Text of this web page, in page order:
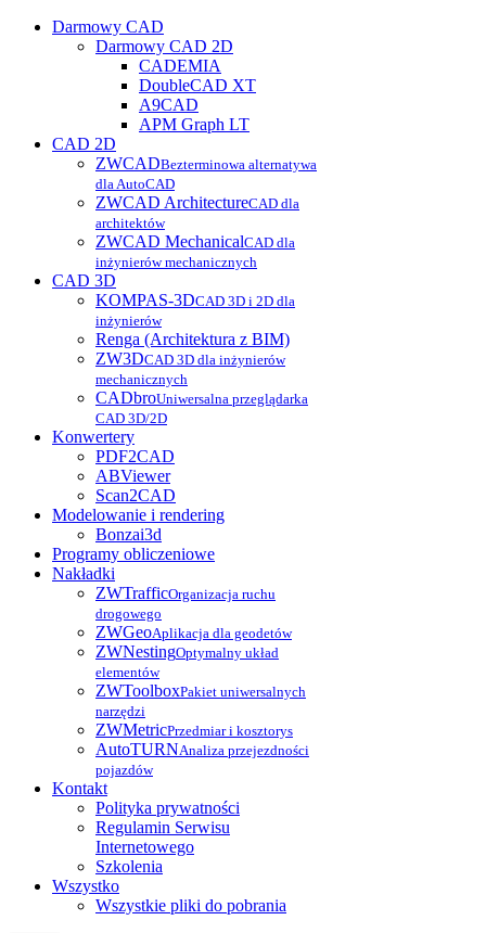
Darmowy CAD
Darmowy CAD 2D
CADEMIA
DoubleCAD XT
A9CAD
APM Graph LT
CAD 2D
ZWCADBezterminowa alternatywa
dla AutoCAD
ZWCAD ArchitectureCAD dla
architektów
ZWCAD MechanicalCAD dla
inżynierów mechanicznych
CAD 3D
KOMPAS-3DCAD 3D i 2D dla
inżynierów
Renga (Architektura z BIM)
ZW3DCAD 3D dla inżynierów
mechanicznych
CADbroUniwersalna przeglądarka
CAD 3D/2D
Konwertery
PDF2CAD
ABViewer
Scan2CAD
Modelowanie i rendering
Bonzai3d
Programy obliczeniowe
Nakładki
ZWTrafficOrganizacja ruchu
drogowego
ZWGeoAplikacja dla geodetów
ZWNestingOptymalny układ
elementów
ZWToolboxPakiet uniwersalnych
narzędzi
ZWMetricPrzedmiar i kosztorys
AutoTURNAnaliza przejezdności
pojazdów
Kontakt
Polityka prywatności
Regulamin Serwisu
Internetowego
Szkolenia
Wszystko
Wszystkie pliki do pobrania